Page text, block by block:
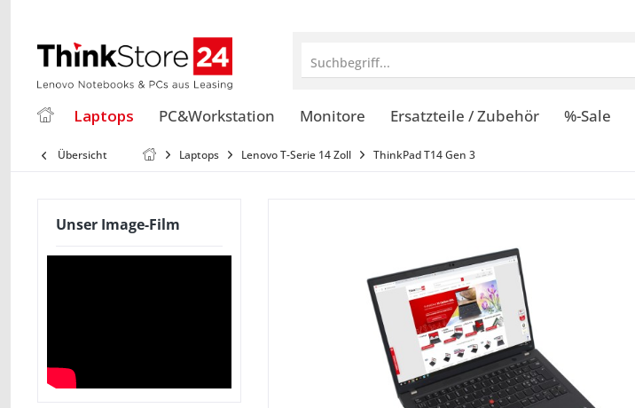
Suchbegriff...
Laptops PC&Workstation Monitore Ersatzteile / Zubehör %-Sale
Übersicht Laptops Lenovo T-Serie 14 Zoll ThinkPad T14 Gen 3
Unser Image-Film